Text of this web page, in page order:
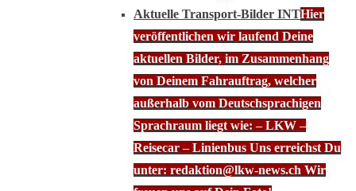
Aktuelle Transport-Bilder INTHier
veröffentlichen wir laufend Deine
aktuellen Bilder, im Zusammenhang
von Deinem Fahrauftrag, welcher
außerhalb vom Deutschsprachigen
Sprachraum liegt wie: – LKW –
Reisecar – Linienbus Uns erreichst Du
unter: redaktion@lkw-news.ch Wir